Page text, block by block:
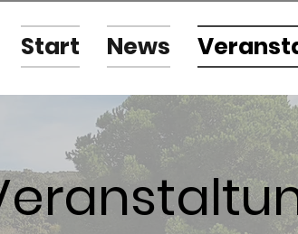
Start News